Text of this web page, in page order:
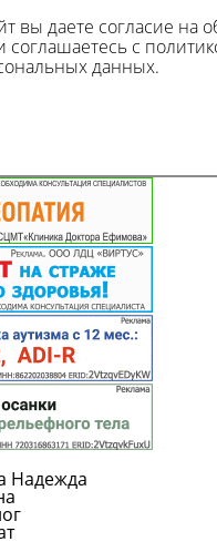
Надежда
вы даете согласие на
соглашаетесь с
данных.